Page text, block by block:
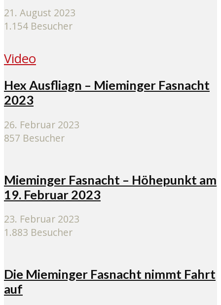
21. August 2023
1.154 Besucher
Video
Hex Ausfliagn – Mieminger Fasnacht
2023
26. Februar 2023
857 Besucher
Mieminger Fasnacht – Höhepunkt am
19. Februar 2023
23. Februar 2023
1.883 Besucher
Die Mieminger Fasnacht nimmt Fahrt
auf